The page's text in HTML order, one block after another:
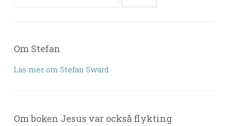
Om Stefan
Läs mer om Stefan Swärd.
Om boken Jesus var också flykting